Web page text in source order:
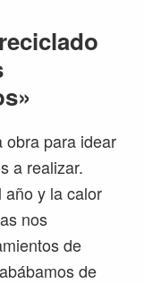
obra para idear
a realizar.
año y la calor
nos
de
de